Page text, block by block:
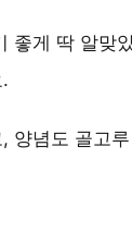
좋게 딱 알맞
양념도 골고